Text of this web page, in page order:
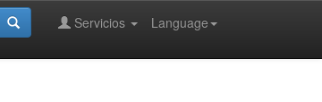
Language
Servicios